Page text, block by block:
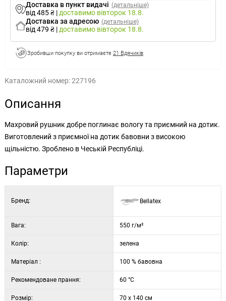
Доставка в пункт видачі (детальніше)
від 485 ₴ | доставимо вівторок 18.8.
Доставка за адресою (детальніше)
від 479 ₴ | доставимо вівторок 18.8.
Зробивши покупку ви отримаєте 21 Вдячиків
Каталожний номер:227196
Описання
Махровий рушник добре поглинає вологу та приємний на дотик.
Виготовлений з приємної на дотик бавовни з високою
щільністю. Зроблено в Чеській Республіці.
Параметри
Бренд: Bellatex
Вага: 550 г/м²
Колір: зелена
Матеріал : 100 % бавовна
Рекомендоване прання: 60 °C
Розмір: 70 x 140 см